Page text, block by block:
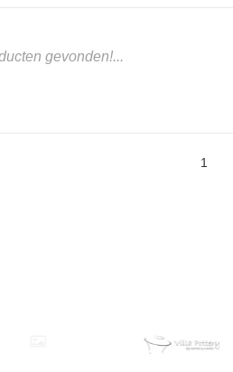
gevonden!...
1